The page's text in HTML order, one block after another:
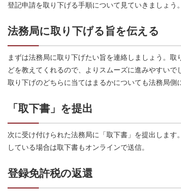
登記申請を取り下げる手順について見ていきましょう。
法務局に取り下げる旨を伝える
まずは法務局に取り下げたい旨を連絡しましょう。
どを教えてくれるので、よりスムーズに進みやすい
取り下げのどちらに当てはまるかについても法務局側
「取下書」を提出
次に受け付けられた法務局に「取下書」を提出しま
している場合は取下書もオンラインで送信。
登録免許税の返還